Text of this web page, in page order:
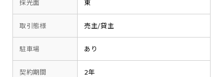
採光面 東
取引態様 売主/貸主
駐車場 あり
契約期間 2年